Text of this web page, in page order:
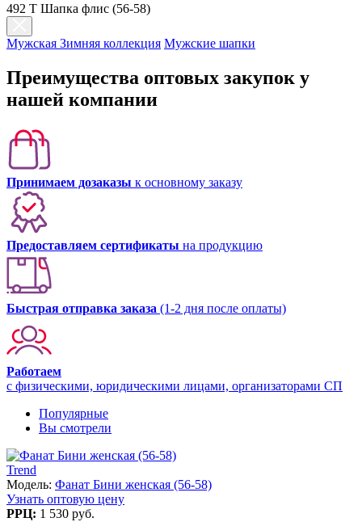
492 T Шапка флис (56-58)
Мужская Зимняя коллекция Мужские шапки
Преимущества оптовых закупок у
нашей компании
Принимаем дозаказы к основному заказу
Предоставляем сертификаты на продукцию
Быстрая отправка заказа (1-2 дня после оплаты)
Работаем
с физическими, юридическими лицами, организаторами СП
Популярные
Вы смотрели
Trend
Модель: Фанат Бини женская (56-58)
Узнать оптовую цену
РРЦ: 1 530 руб.